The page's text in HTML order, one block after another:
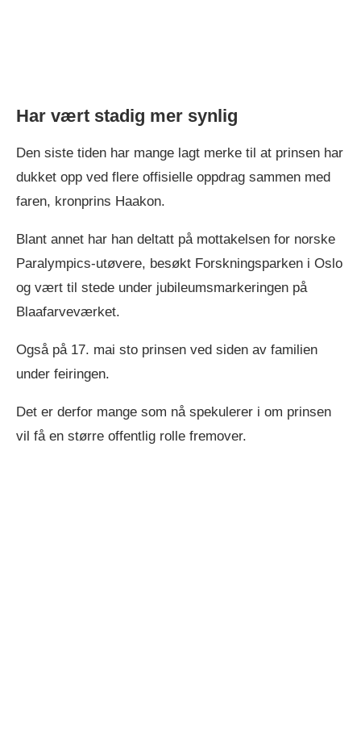
Har vært stadig mer synlig
Den siste tiden har mange lagt merke til at prinsen har
dukket opp ved flere offisielle oppdrag sammen med
faren, kronprins Haakon.
Blant annet har han deltatt på mottakelsen for norske
Paralympics-utøvere, besøkt Forskningsparken i Oslo
og vært til stede under jubileumsmarkeringen på
Blaafarveværket.
Også på 17. mai sto prinsen ved siden av familien
under feiringen.
Det er derfor mange som nå spekulerer i om prinsen
vil få en større offentlig rolle fremover.